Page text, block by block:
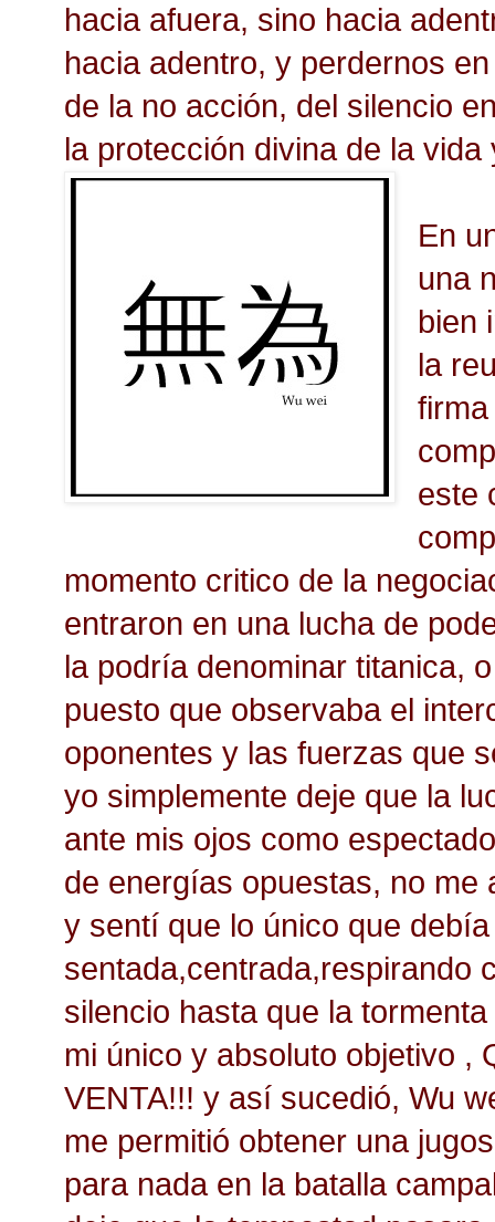
hacia afuera, sino hacia
hacia adentro, y perdernos
de la no acción, del silencio
la protección divina de la vida
En
una
bien
la
este
momento critico de la
entraron en una lucha de
la podría denominar titanica,
puesto que observaba el
oponentes y las fuerzas que
yo simplemente deje que la
ante mis ojos como
de energías opuestas, no me
y sentí que lo único que
silencio hasta que la
mi único y absoluto objetivo ,
VENTA!!! y así sucedió, Wu
me permitió obtener una
para nada en la batalla